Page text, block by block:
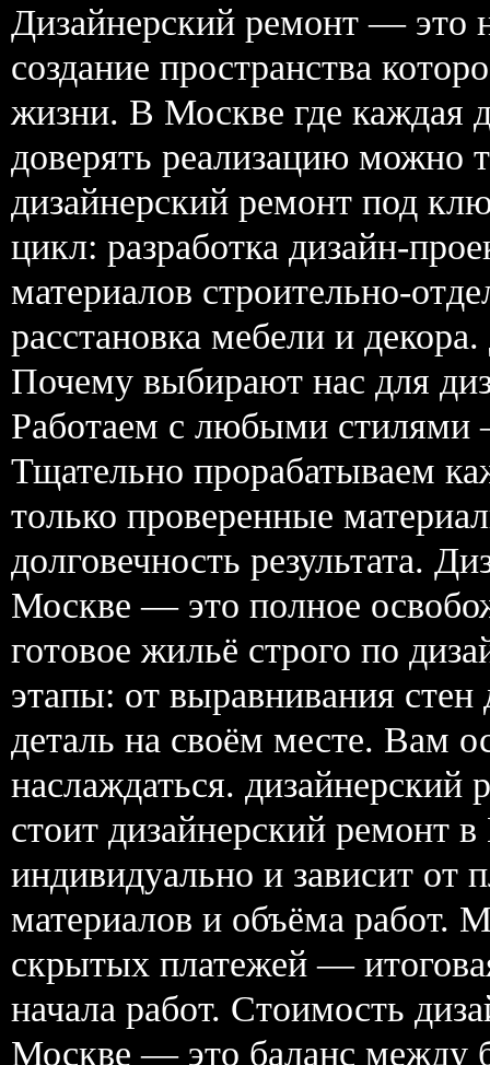
Дизайнерский ремонт — это
создание пространства
жизни. В Москве где каждая
доверять реализацию можно
дизайнерский ремонт под
цикл: разработка дизайн-
материалов строительно-
расстановка мебели и
Почему выбирают нас для
Работаем с любыми стилями
Тщательно прорабатываем
только проверенные
долговечность результата.
Москве — это полное
готовое жильё строго по
этапы: от выравнивания
деталь на своём месте. Вам
наслаждаться.
стоит дизайнерский ремонт
индивидуально и зависит от
материалов и объёма работ.
скрытых платежей —
начала работ. Стоимость
Москве — это баланс